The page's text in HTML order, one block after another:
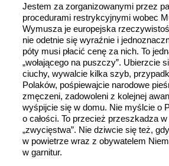
Jestem za zorganizowanymi przez
procedurami restrykcyjnymi wobec
Wymusza je europejska
nie odetnie się wyraźnie i
póty musi płacić cenę za nich. To
„wołającego na puszczy”. Ubierzcie
ciuchy, wywalcie kilka szyb,
Polaków, pośpiewajcie narodowe
zmęczeni, zadowoleni z kolejnej
wyśpijcie się w domu. Nie myślcie o
o całości. To przecież przeszkadza
„zwycięstwa”. Nie dziwcie się też,
w powietrze wraz z obywatelem
w garnitur.